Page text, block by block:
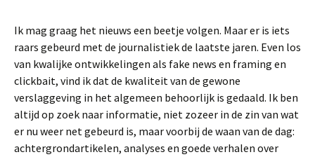
Ik mag graag het nieuws een beetje volgen. Maar er is iets
raars gebeurd met de journalistiek de laatste jaren. Even los
van kwalijke ontwikkelingen als fake news en framing en
clickbait, vind ik dat de kwaliteit van de gewone
verslaggeving in het algemeen behoorlijk is gedaald. Ik ben
altijd op zoek naar informatie, niet zozeer in de zin van wat
er nu weer net gebeurd is, maar voorbij de waan van de dag:
achtergrondartikelen, analyses en goede verhalen over